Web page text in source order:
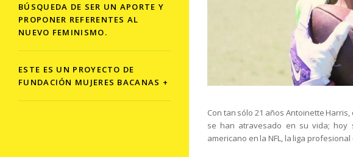
BÚSQUEDA DE SER UN APORTE Y
PROPONER REFERENTES AL
NUEVO FEMINISMO.
ESTE ES UN PROYECTO DE
FUNDACIÓN MUJERES BACANAS +
Con tan sólo 21 años Antoinette
se han atravesado en su vida;
americano en la NFL, la liga profesional